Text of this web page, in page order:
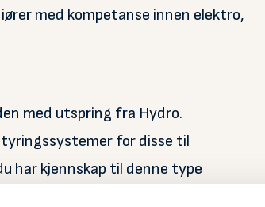
med kompetanse innen elektro,
med utspring fra Hydro.
for disse til
har kjennskap til denne type
hydrauliske systemer, men vi